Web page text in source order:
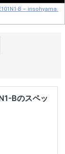
B – irisohyama.